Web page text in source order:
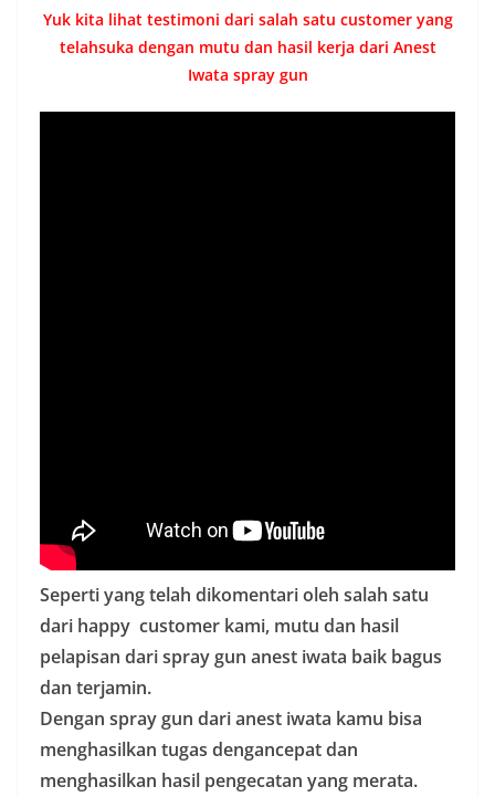
Yuk kita lihat testimoni dari salah satu customer yang
telahsuka dengan mutu dan hasil kerja dari Anest
Iwata spray gun
Seperti yang telah dikomentari oleh salah satu
dari happy customer kami, mutu dan hasil
pelapisan dari spray gun anest iwata baik bagus
dan terjamin.
Dengan spray gun dari anest iwata kamu bisa
menghasilkan tugas dengancepat dan
menghasilkan hasil pengecatan yang merata.